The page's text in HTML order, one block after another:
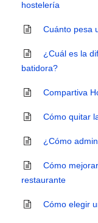
hostelería
Cuánto pesa
¿Cuál es la
batidora?
Compartiva
Cómo quitar
¿Cómo
Cómo
restaurante
Cómo elegir